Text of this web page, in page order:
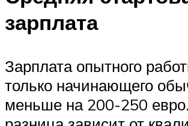
зарплата
Зарплата опытного
только начинающего
меньше на 200-250